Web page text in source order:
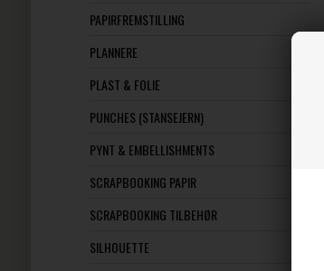
PAPIRFREMSTILLING
PLANNERE
PLAST & FOLIE
PUNCHES (STANSEJERN)
PYNT & EMBELLISHMENTS
SCRAPBOOKING PAPIR
SCRAPBOOKING TILBEHØR
SILHOUETTE